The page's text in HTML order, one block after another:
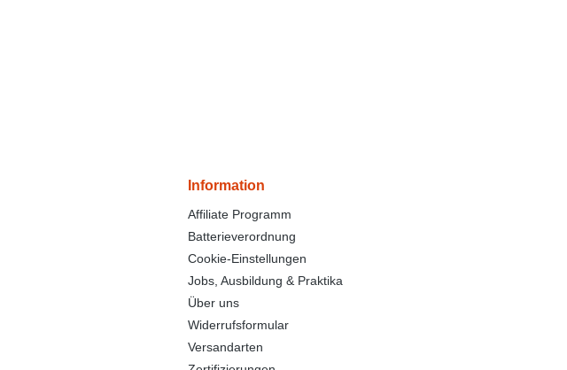
Information
Affiliate Programm
Batterieverordnung
Cookie-Einstellungen
Jobs, Ausbildung & Praktika
Über uns
Widerrufsformular
Versandarten